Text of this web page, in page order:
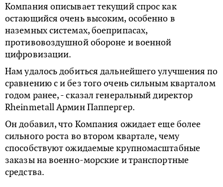
Компания описывает текущий спрос как
остающийся очень высоким, особенно в
наземных системах, боеприпасах,
противовоздушной обороне и военной
цифровизации.
Нам удалось добиться дальнейшего улучшения по
сравнению с и без того очень сильным кварталом
годом ранее, - сказал генеральный директор
Rheinmetall Армин Паппергер.
Он добавил, что Компания ожидает еще более
сильного роста во втором квартале, чему
способствуют ожидаемые крупномасштабные
заказы на военно-морские и транспортные
средства.